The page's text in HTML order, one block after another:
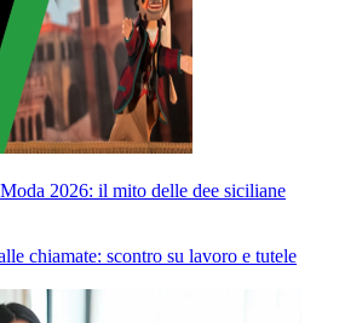
2026: il mito delle dee siciliane
chiamate: scontro su lavoro e tutele